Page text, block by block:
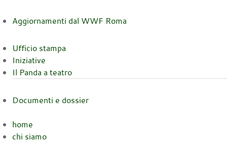
Aggiornamenti dal WWF Roma
Ufficio stampa
Iniziative
Il Panda a teatro
Documenti e dossier
home
chi siamo